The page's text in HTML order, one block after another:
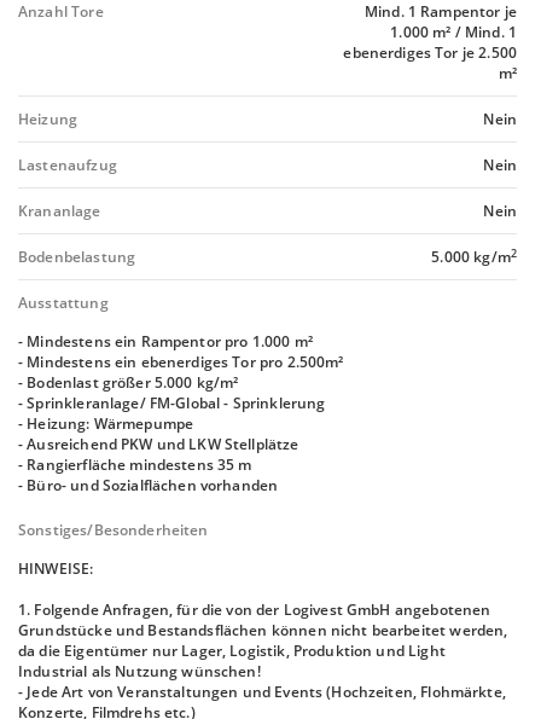
Anzahl Tore
Mind. 1 Rampentor je
1.000 m² / Mind. 1
ebenerdiges Tor je 2.500
m²
Heizung Nein
Lastenaufzug Nein
Krananlage Nein
Bodenbelastung 5.000 kg/m2
Ausstattung
- Mindestens ein Rampentor pro 1.000 m²
- Mindestens ein ebenerdiges Tor pro 2.500m²
- Bodenlast größer 5.000 kg/m²
- Sprinkleranlage/ FM-Global - Sprinklerung
- Heizung: Wärmepumpe
- Ausreichend PKW und LKW Stellplätze
- Rangierfläche mindestens 35 m
- Büro- und Sozialflächen vorhanden
Sonstiges/Besonderheiten
HINWEISE:
1. Folgende Anfragen, für die von der Logivest GmbH angebotenen
Grundstücke und Bestandsflächen können nicht bearbeitet werden,
da die Eigentümer nur Lager, Logistik, Produktion und Light
Industrial als Nutzung wünschen!
- Jede Art von Veranstaltungen und Events (Hochzeiten, Flohmärkte,
Konzerte, Filmdrehs etc.)